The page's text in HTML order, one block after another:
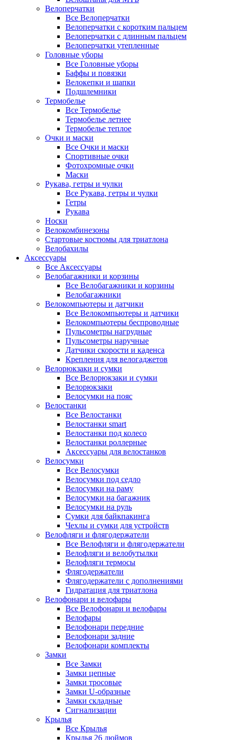
Велоперчатки
Все Велоперчатки
Велоперчатки с коротким пальцем
Велоперчатки с длинным пальцем
Велоперчатки утепленные
Головные уборы
Все Головные уборы
Баффы и повязки
Велокепки и шапки
Подшлемники
Термобелье
Все Термобелье
Термобелье летнее
Термобелье теплое
Очки и маски
Все Очки и маски
Спортивные очки
Фотохромные очки
Маски
Рукава, гетры и чулки
Все Рукава, гетры и чулки
Гетры
Рукава
Носки
Велокомбинезоны
Стартовые костюмы для триатлона
Велобахилы
Аксессуары
Все Аксессуары
Велобагажники и корзины
Все Велобагажники и корзины
Велобагажники
Велокомпьютеры и датчики
Все Велокомпьютеры и датчики
Велокомпьютеры беспроводные
Пульсометры нагрудные
Пульсометры наручные
Датчики скорости и каденса
Крепления для велогаджетов
Велорюкзаки и сумки
Все Велорюкзаки и сумки
Велорюкзаки
Велосумки на пояс
Велостанки
Все Велостанки
Велостанки smart
Велостанки под колесо
Велостанки роллерные
Аксессуары для велостанков
Велосумки
Все Велосумки
Велосумки под седло
Велосумки на раму
Велосумки на багажник
Велосумки на руль
Сумки для байкпакинга
Чехлы и сумки для устройств
Велофляги и флягодержатели
Все Велофляги и флягодержатели
Велофляги и велобутылки
Велофляги термосы
Флягодержатели
Флягодержатели с дополнениями
Гидратация для триатлона
Велофонари и велофары
Все Велофонари и велофары
Велофары
Велофонари передние
Велофонари задние
Велофонари комплекты
Замки
Все Замки
Замки цепные
Замки тросовые
Замки U-образные
Замки складные
Сигнализации
Крылья
Все Крылья
Крылья 26 дюймов